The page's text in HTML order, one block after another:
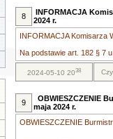
8
INFORMACJA
2024 r.
INFORMACJA Komisarza
Na podstawie art. 182 § 7
2024-05-10 2038
9
OBWIESZCZENIE
maja 2024 r.
OBWIESZCZENIE